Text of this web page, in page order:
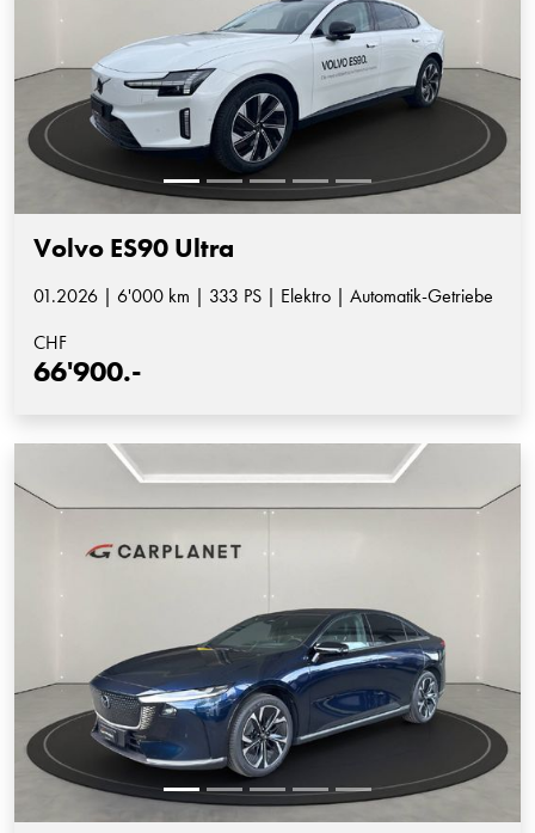
Volvo ES90 Ultra
01.2026 | 6'000 km | 333 PS | Elektro | Automatik-Getriebe
CHF
66'900.-